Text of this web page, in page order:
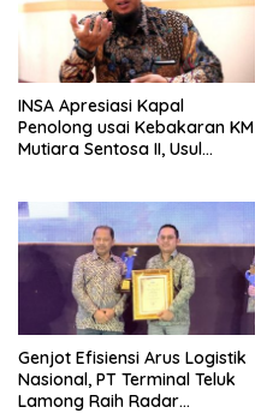
INSA Apresiasi Kapal
Penolong usai Kebakaran KM
Mutiara Sentosa II, Usul
Genjot Efisiensi Arus Logistik
Nasional, PT Terminal Teluk
Lamong Raih Radar